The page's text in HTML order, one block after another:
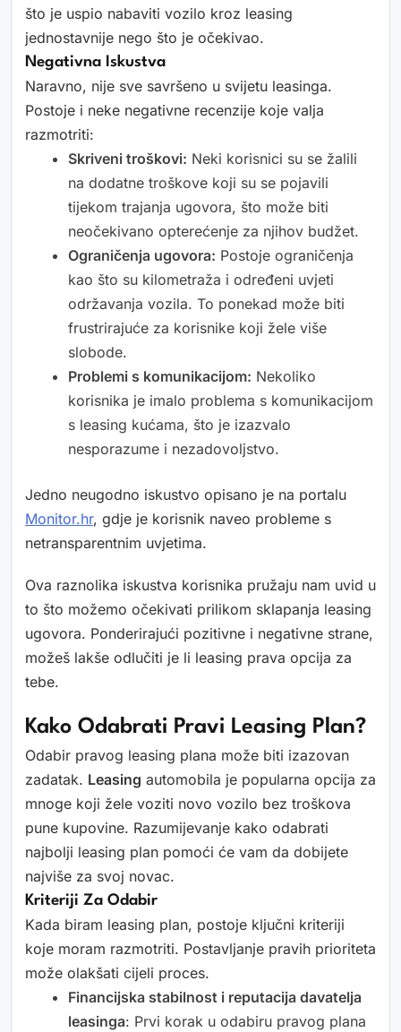
što je uspio nabaviti vozilo kroz leasing
jednostavnije nego što je očekivao.
Negativna Iskustva
Naravno, nije sve savršeno u svijetu leasinga.
Postoje i neke negativne recenzije koje valja
razmotriti:
Skriveni troškovi: Neki korisnici su se žalili
na dodatne troškove koji su se pojavili
tijekom trajanja ugovora, što može biti
neočekivano opterećenje za njihov budžet.
Ograničenja ugovora: Postoje ograničenja
kao što su kilometraža i određeni uvjeti
održavanja vozila. To ponekad može biti
frustrirajuće za korisnike koji žele više
slobode.
Problemi s komunikacijom: Nekoliko
korisnika je imalo problema s komunikacijom
s leasing kućama, što je izazvalo
nesporazume i nezadovoljstvo.
Jedno neugodno iskustvo opisano je na portalu
Monitor.hr, gdje je korisnik naveo probleme s
netransparentnim uvjetima.
Ova raznolika iskustva korisnika pružaju nam uvid u
to što možemo očekivati prilikom sklapanja leasing
ugovora. Ponderirajući pozitivne i negativne strane,
možeš lakše odlučiti je li leasing prava opcija za
tebe.
Kako Odabrati Pravi Leasing Plan?
Odabir pravog leasing plana može biti izazovan
zadatak. Leasing automobila je popularna opcija za
mnoge koji žele voziti novo vozilo bez troškova
pune kupovine. Razumijevanje kako odabrati
najbolji leasing plan pomoći će vam da dobijete
najviše za svoj novac.
Kriteriji Za Odabir
Kada biram leasing plan, postoje ključni kriteriji
koje moram razmotriti. Postavljanje pravih prioriteta
može olakšati cijeli proces.
Financijska stabilnost i reputacija davatelja
leasinga: Prvi korak u odabiru pravog plana